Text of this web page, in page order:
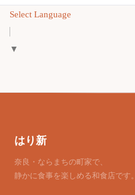
Select Language
▼
はり新
奈良・ならまちの町家で、
静かに食事を楽しめる和食店です。